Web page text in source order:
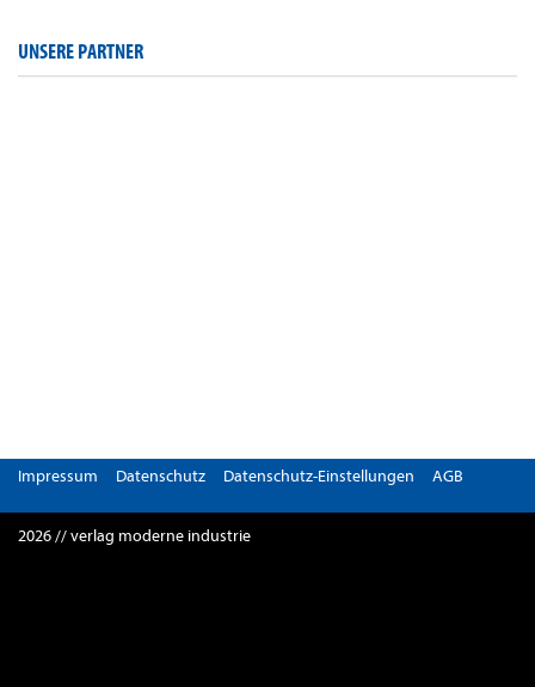
UNSERE PARTNER
Impressum Datenschutz Datenschutz-Einstellungen AGB
2026 // verlag moderne industrie